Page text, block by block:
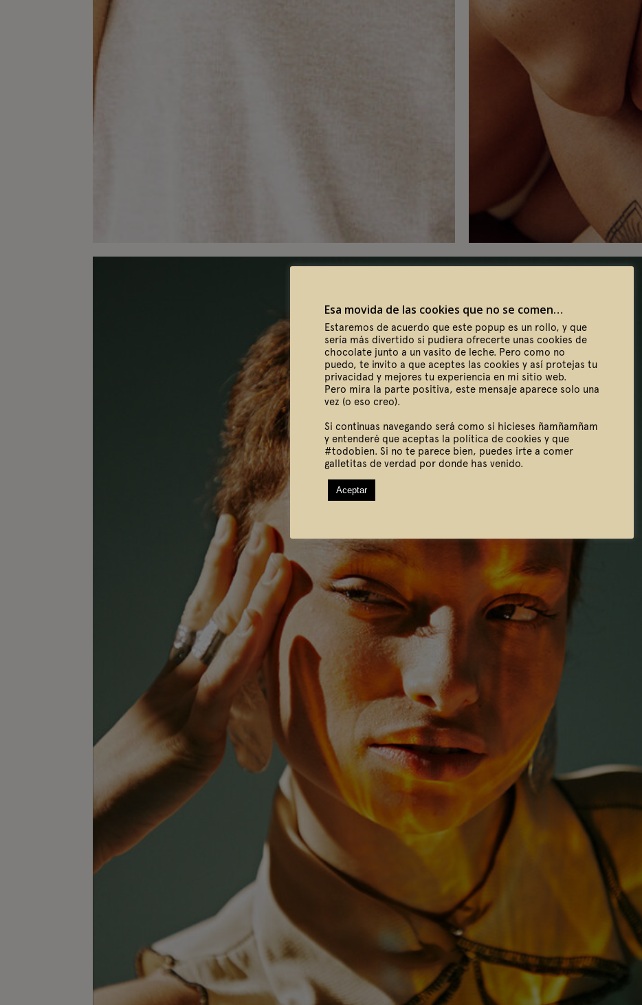
Esa movida de las cookies que no se comen…
Estaremos de acuerdo que este popup es un rollo, y que
sería más divertido si pudiera ofrecerte unas cookies de
chocolate junto a un vasito de leche. Pero como no
puedo, te invito a que aceptes las cookies y así protejas tu
privacidad y mejores tu experiencia en mi sitio web.
Pero mira la parte positiva, este mensaje aparece solo una
vez (o eso creo).
Si continuas navegando será como si hicieses ñamñamñam
y entenderé que aceptas la política de cookies y que
#todobien. Si no te parece bien, puedes irte a comer
galletitas de verdad por donde has venido.
Aceptar